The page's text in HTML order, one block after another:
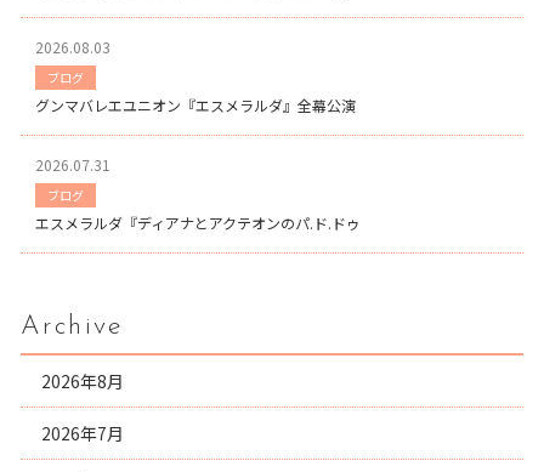
2026.08.03
ブログ
グンマバレエユニオン『エスメラルダ』全幕公演
2026.07.31
ブログ
エスメラルダ『ディアナとアクテオンのパ.ド.ドゥ
Archive
2026年8月
2026年7月